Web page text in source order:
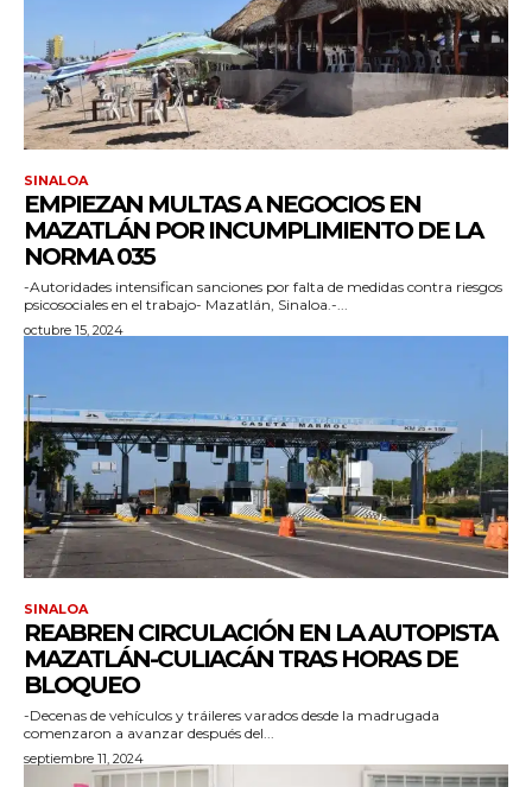
SINALOA
EMPIEZAN MULTAS A NEGOCIOS EN
MAZATLÁN POR INCUMPLIMIENTO DE LA
NORMA 035
-Autoridades intensifican sanciones por falta de medidas contra riesgos
psicosociales en el trabajo- Mazatlán, Sinaloa.-...
octubre 15, 2024
SINALOA
REABREN CIRCULACIÓN EN LA AUTOPISTA
MAZATLÁN-CULIACÁN TRAS HORAS DE
BLOQUEO
-Decenas de vehículos y tráileres varados desde la madrugada
comenzaron a avanzar después del...
septiembre 11, 2024